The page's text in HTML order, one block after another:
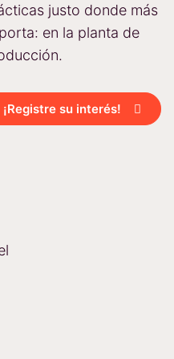
justo donde más
en la planta de
¡Registre su interés!